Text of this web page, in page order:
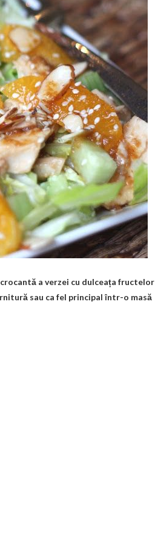
a verzei cu dulceața fructelor
sau ca fel principal într-o masă